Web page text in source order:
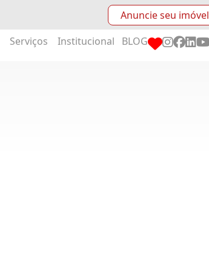
Anuncie seu imóvel
Serviços Institucional BLOG